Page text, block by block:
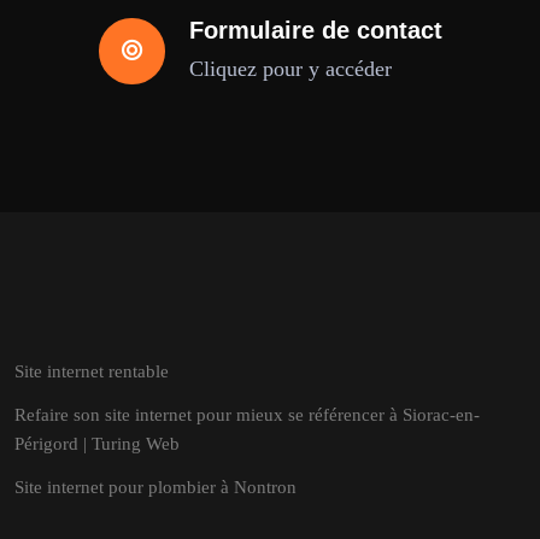
Formulaire de contact
Cliquez pour y accéder
Site internet rentable
Refaire son site internet pour mieux se référencer à Siorac-en-
Périgord | Turing Web
Site internet pour plombier à Nontron